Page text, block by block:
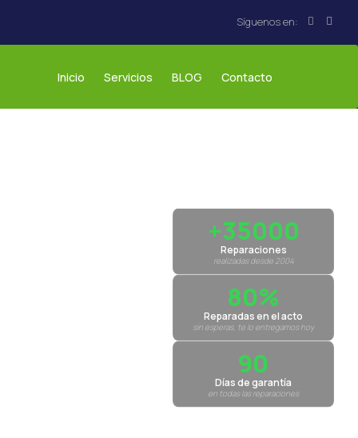
Inicio Servicios BLOG Contacto
+35000
Reparaciones
realizadas desde 2004
80%
Reparadas en el acto
sin esperas, te lo entregamos hoy
90
Días de garantía
en todas las reparaciones